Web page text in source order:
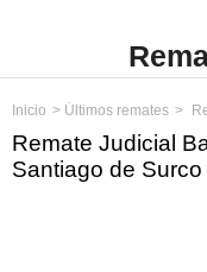
Inicio Últimos remates
Remate Judicial
Santiago de